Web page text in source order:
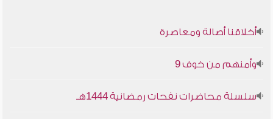
أخلاقنا أصالة ومعاصرة
وأمنهم من خوف 9
سلسلة محاضرات نفحات رمضانية 1444هـ